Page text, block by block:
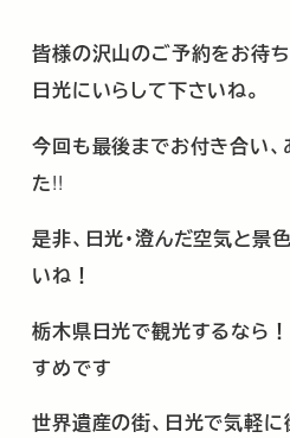
皆様の沢山のご予約をお待
日光にいらして下さいね。
今回も最後までお付き合い、
た!!
是非、日光・澄んだ空気と景
いね！
栃木県日光で観光するなら
すめです
世界遺産の街、日光で気軽